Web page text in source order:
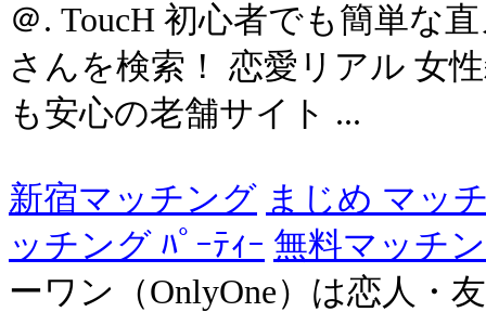
＠. ToucH 初心者でも簡単な
さんを検索！ 恋愛リアル 女
も安心の老舗サイト ...
新宿マッチング まじめ マッ
ッチング ﾊﾟｰﾃｨｰ 無料マッチ
ーワン（OnlyOne）は恋人・